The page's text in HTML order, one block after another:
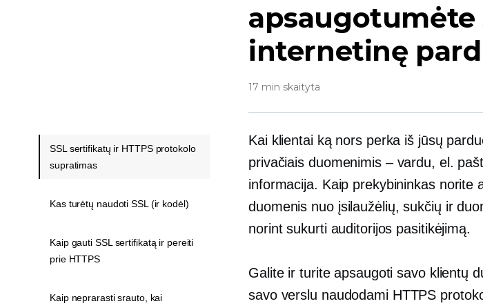
apsaugotumėte
internetinę
17 min skaityta
Kai klientai ką nors perka iš jūsų
privačiais duomenimis – vardu, el.
informacija. Kaip prekybininkas norite
duomenis nuo įsilaužėlių, sukčių ir
norint sukurti auditorijos pasitikėjimą.
Galite ir turite apsaugoti savo klientų
savo verslu naudodami HTTPS
SSL sertifikatų ir HTTPS protokolo
supratimas
Kas turėtų naudoti SSL (ir kodėl)
Kaip gauti SSL sertifikatą ir pereiti
prie HTTPS
Kaip neprarasti srauto, kai